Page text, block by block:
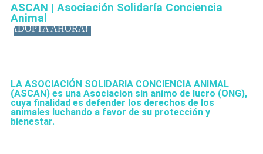
ASCAN | Asociación Solidaría Conciencia
Animal
ADOPTA AHORA!
LA ASOCIACIÓN SOLIDARIA CONCIENCIA ANIMAL
(ASCAN) es una Asociacion sin animo de lucro (ONG),
cuya finalidad es defender los derechos de los
animales luchando a favor de su protección y
bienestar.